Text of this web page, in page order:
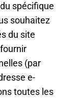
spécifique
souhaitez
du site
(par
e-
toutes les